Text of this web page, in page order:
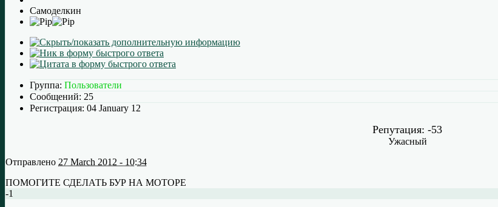
Самоделкин
Группа: Пользователи
Сообщений: 25
Регистрация: 04 January 12
Репутация: -53
Ужасный
Отправлено 27 March 2012 - 10:34
ПОМОГИТЕ СДЕЛАТЬ БУР НА МОТОРЕ
-1